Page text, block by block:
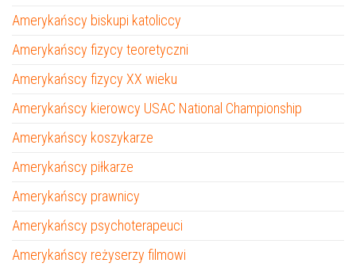
Amerykańscy biskupi katoliccy
Amerykańscy fizycy teoretyczni
Amerykańscy fizycy XX wieku
Amerykańscy kierowcy USAC National Championship
Amerykańscy koszykarze
Amerykańscy piłkarze
Amerykańscy prawnicy
Amerykańscy psychoterapeuci
Amerykańscy reżyserzy filmowi